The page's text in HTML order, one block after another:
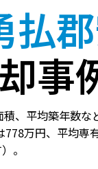
払
事
、平均築年数な
778万円、 平均専
。